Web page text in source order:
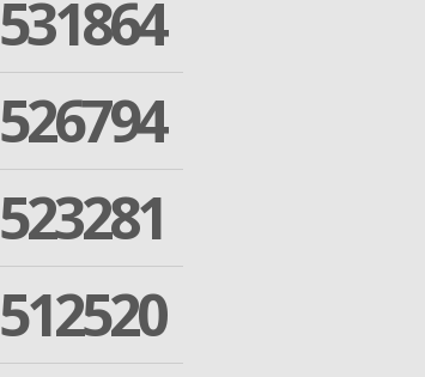
531864
526794
523281
512520